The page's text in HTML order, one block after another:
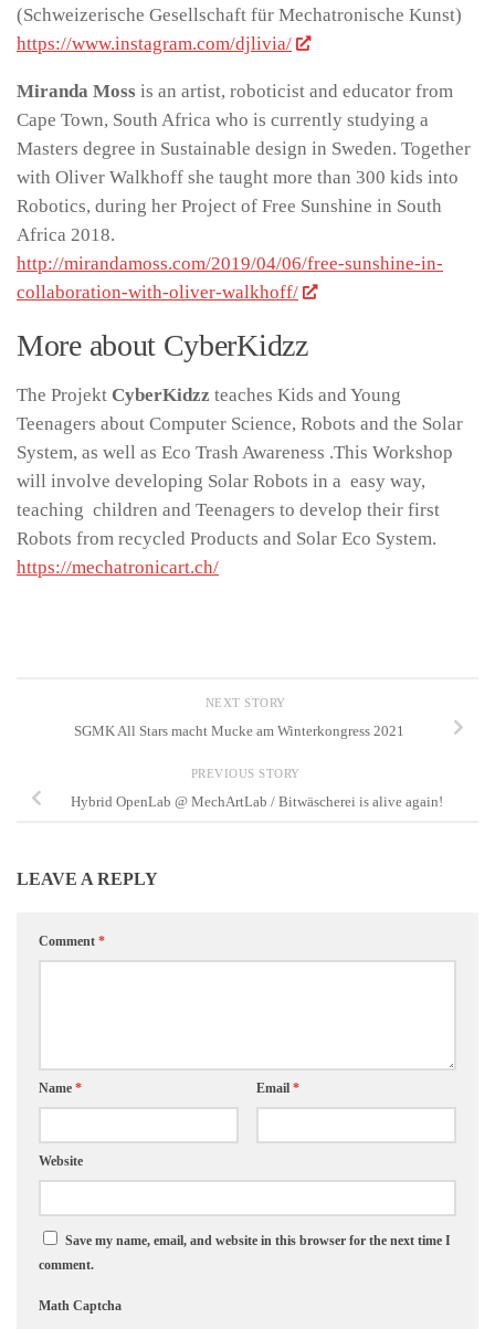
(Schweizerische Gesellschaft für Mechatronische Kunst)
https://www.instagram.com/djlivia/
Miranda Moss is an artist, roboticist and educator from
Cape Town, South Africa who is currently studying a
Masters degree in Sustainable design in Sweden. Together
with Oliver Walkhoff she taught more than 300 kids into
Robotics, during her Project of Free Sunshine in South
Africa 2018.
http://mirandamoss.com/2019/04/06/free-sunshine-in-
collaboration-with-oliver-walkhoff/
More about CyberKidzz
The Projekt CyberKidzz teaches Kids and Young
Teenagers about Computer Science, Robots and the Solar
System, as well as Eco Trash Awareness .This Workshop
will involve developing Solar Robots in a easy way,
teaching children and Teenagers to develop their first
Robots from recycled Products and Solar Eco System.
https://mechatronicart.ch/
NEXT STORY
SGMK All Stars macht Mucke am Winterkongress 2021
PREVIOUS STORY
Hybrid OpenLab @ MechArtLab / Bitwäscherei is alive again!
LEAVE A REPLY
Comment *
Name * Email *
Website
Save my name, email, and website in this browser for the next time I
comment.
Math Captcha